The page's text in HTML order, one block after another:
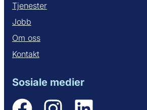
Tjenester
Jobb
Om oss
Kontakt
Sosiale medier